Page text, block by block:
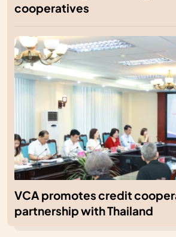
cooperatives
VCA promotes credit
partnership with Thailand